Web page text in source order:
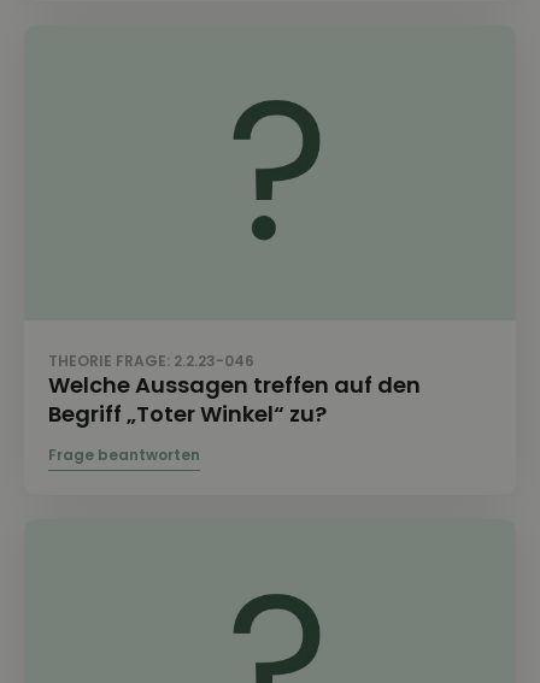
THEORIE FRAGE: 2.2.23-046
Welche Aussagen treffen auf den
Begriff „Toter Winkel“ zu?